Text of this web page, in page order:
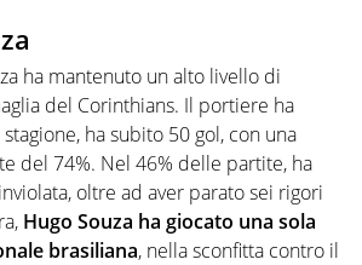
ha mantenuto un alto livello di
del Corinthians. Il portiere ha
ha subito 50 gol, con una
del 74%. Nel 46% delle partite, ha
oltre ad aver parato sei rigori
Hugo Souza ha giocato una sola
brasiliana, nella sconfitta contro il